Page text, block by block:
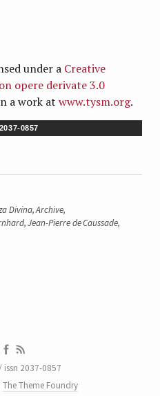
under a Creative
opere derivate 3.0
a work atwww.tysm.org.
0857
Divina,Archive,
,Jean-Pierre de Caussade,
issn 2037-0857
The Theme Foundry